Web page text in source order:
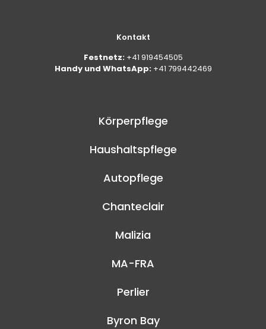
Kontakt
Festnetz: +41 919454505
Handy und WhatsApp: +41 799442469
Körperpflege
Haushaltspflege
Autopflege
Chanteclair
Malizia
MA-FRA
Perlier
Byron Bay